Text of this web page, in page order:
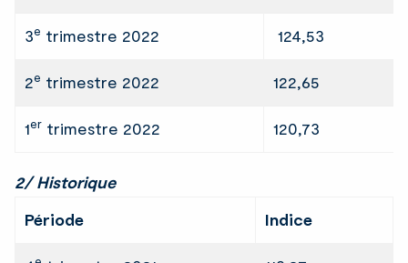
3e trimestre 2022 124,53
2e trimestre 2022 122,65
1er trimestre 2022 120,73
2/ Historique
Période
Indice